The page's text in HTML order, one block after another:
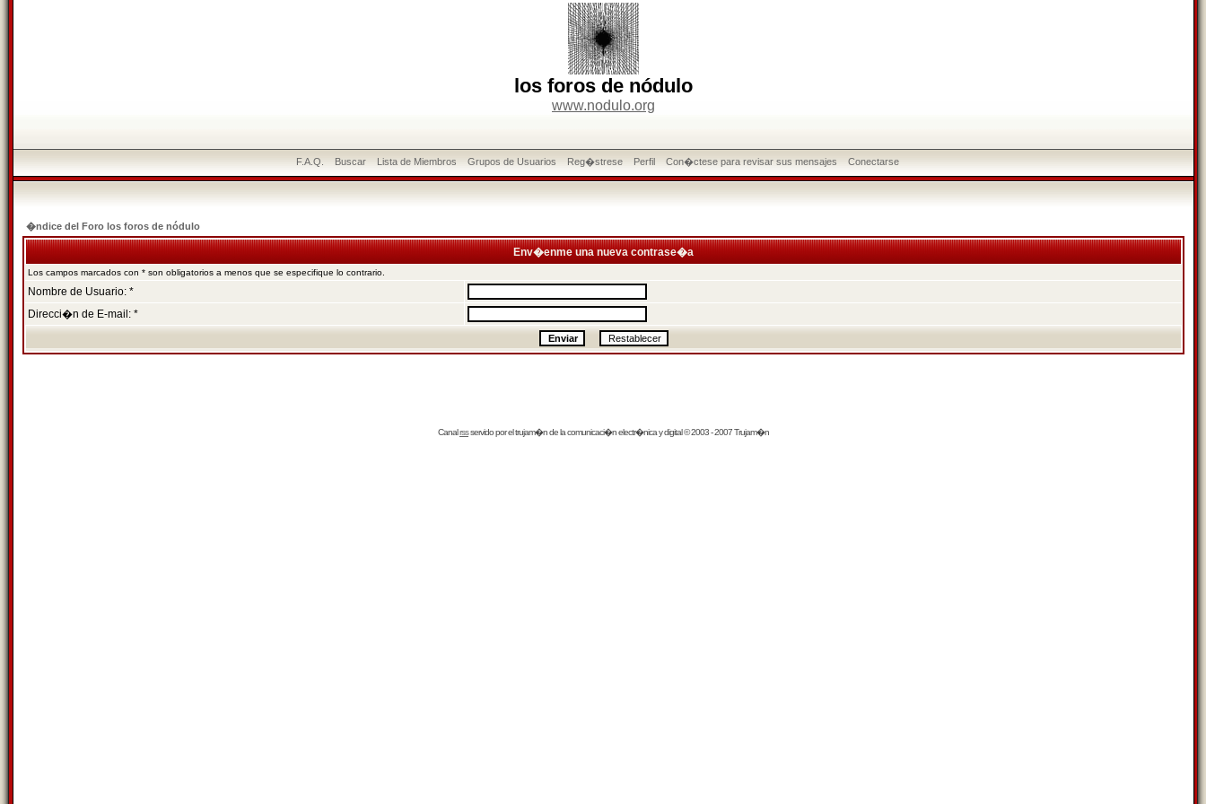
los foros de nódulo
www.nodulo.org
F.A.Q. Buscar Lista de Miembros Grupos de Usuarios Reg�strese Perfil Con�ctese para revisar sus mensajes Conectarse
�ndice del Foro los foros de nódulo
Env�enme una nueva contrase�a
Los campos marcados con * son obligatorios a menos que se especifique lo contrario.
Nombre de Usuario: *
Direcci�n de E-mail: *
Canalrssservido por eltrujam�nde la comunicaci�n electr�nica y digital © 2003 - 2007 Trujam�n